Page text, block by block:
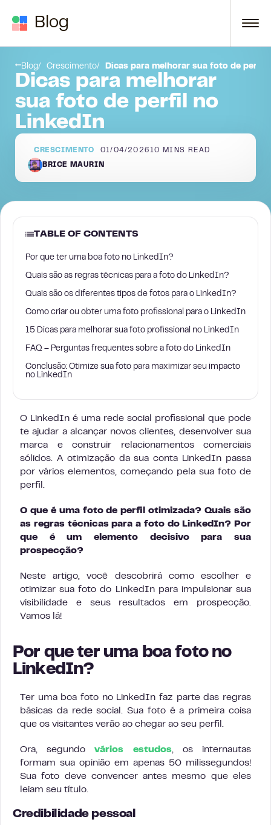
Blog
Blog Crescimento Dicas para melhorar sua foto de perfil
Dicas para melhorar
sua foto de perfil no
LinkedIn
CRESCIMENTO 01/04/2026 10 MINS READ
BRICE MAURIN
TABLE OF CONTENTS
Por que ter uma boa foto no LinkedIn?
Quais são as regras técnicas para a foto do LinkedIn?
Quais são os diferentes tipos de fotos para o LinkedIn?
Como criar ou obter uma foto profissional para o LinkedIn
15 Dicas para melhorar sua foto profissional no LinkedIn
FAQ – Perguntas frequentes sobre a foto do LinkedIn
Conclusão: Otimize sua foto para maximizar seu impacto
no LinkedIn
O LinkedIn é uma rede social profissional que pode
te ajudar a alcançar novos clientes, desenvolver sua
marca e construir relacionamentos comerciais
sólidos. A otimização da sua conta LinkedIn passa
por vários elementos, começando pela sua foto de
perfil.
O que é uma foto de perfil otimizada? Quais são
as regras técnicas para a foto do LinkedIn? Por
que é um elemento decisivo para sua
prospecção?
Neste artigo, você descobrirá como escolher e
otimizar sua foto do LinkedIn para impulsionar sua
visibilidade e seus resultados em prospecção.
Vamos lá!
Por que ter uma boa foto no
LinkedIn?
Ter uma boa foto no LinkedIn faz parte das regras
básicas da rede social. Sua foto é a primeira coisa
que os visitantes verão ao chegar ao seu perfil.
Ora, segundovários estudos, os internautas
formam sua opinião em apenas 50 milissegundos!
Sua foto deve convencer antes mesmo que eles
leiam seu título.
Credibilidade pessoal